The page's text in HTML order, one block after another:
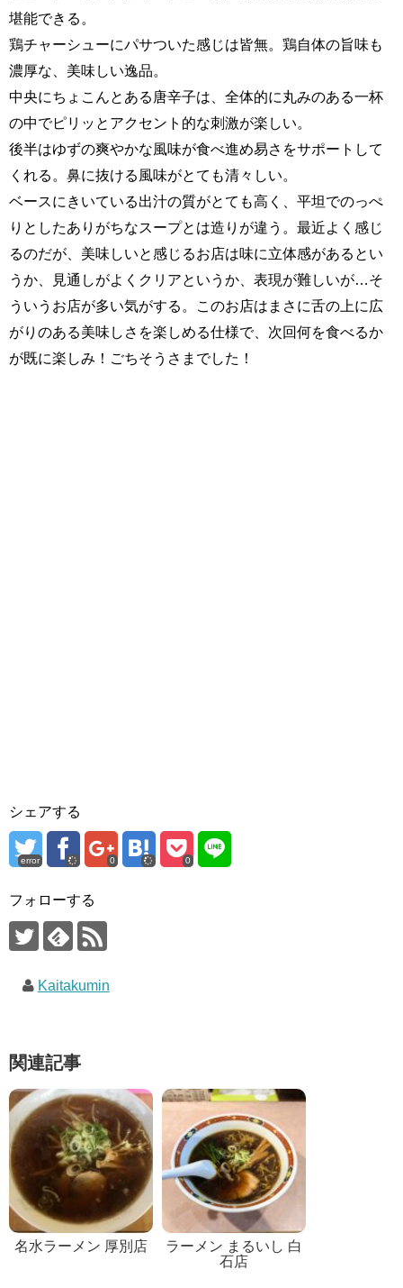
堪能できる。
鶏チャーシューにパサついた感じは皆無。鶏自体の旨味も
濃厚な、美味しい逸品。
中央にちょこんとある唐辛子は、全体的に丸みのある一杯
の中でピリッとアクセント的な刺激が楽しい。
後半はゆずの爽やかな風味が食べ進め易さをサポートして
くれる。鼻に抜ける風味がとても清々しい。
ベースにきいている出汁の質がとても高く、平坦でのっぺ
りとしたありがちなスープとは造りが違う。最近よく感じ
るのだが、美味しいと感じるお店は味に立体感があるとい
うか、見通しがよくクリアというか、表現が難しいが…そ
ういうお店が多い気がする。このお店はまさに舌の上に広
がりのある美味しさを楽しめる仕様で、次回何を食べるか
が既に楽しみ！ごちそうさまでした！
シェアする
error 0 0
フォローする
Kaitakumin
関連記事
名水ラーメン 厚別店
ラーメン まるいし 白
石店